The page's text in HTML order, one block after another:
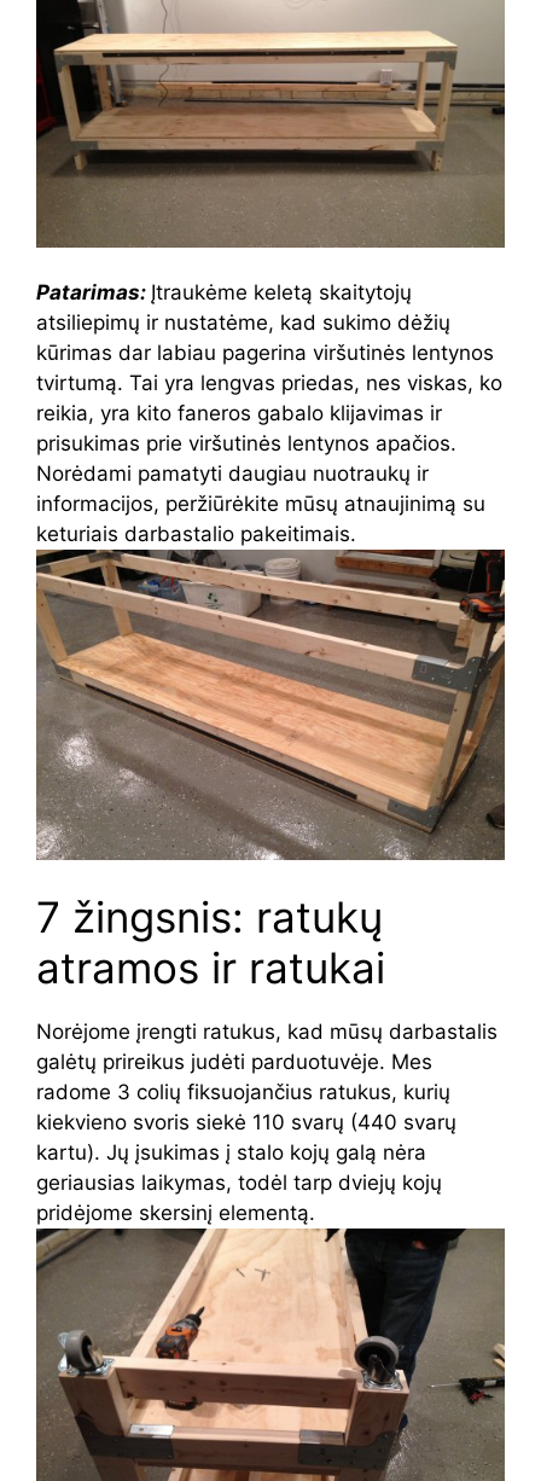
Patarimas: Įtraukėme keletą skaitytojų
atsiliepimų ir nustatėme, kad sukimo dėžių
kūrimas dar labiau pagerina viršutinės lentynos
tvirtumą. Tai yra lengvas priedas, nes viskas, ko
reikia, yra kito faneros gabalo klijavimas ir
prisukimas prie viršutinės lentynos apačios.
Norėdami pamatyti daugiau nuotraukų ir
informacijos, peržiūrėkite mūsų atnaujinimą su
keturiais darbastalio pakeitimais.
7 žingsnis: ratukų
atramos ir ratukai
Norėjome įrengti ratukus, kad mūsų darbastalis
galėtų prireikus judėti parduotuvėje. Mes
radome 3 colių fiksuojančius ratukus, kurių
kiekvieno svoris siekė 110 svarų (440 svarų
kartu). Jų įsukimas į stalo kojų galą nėra
geriausias laikymas, todėl tarp dviejų kojų
pridėjome skersinį elementą.